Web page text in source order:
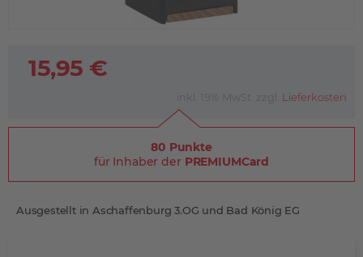
15,95 €
inkl. 19% MwSt. zzgl. Lieferkosten
80 Punkte
für Inhaber der PREMIUMCard
Ausgestellt in Aschaffenburg 3.OG und Bad König EG